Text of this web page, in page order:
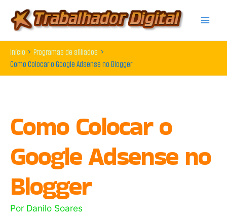
para
o
conteúdo
Início
Programas de afiliados
Como Colocar o Google Adsense no Blogger
Como Colocar o
Google Adsense no
Blogger
Por Danilo Soares